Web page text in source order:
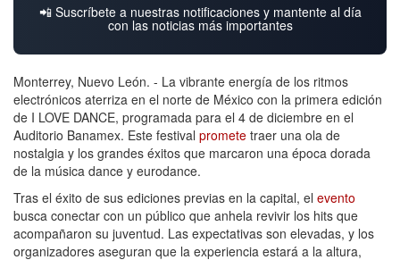
📲 Suscríbete a nuestras notificaciones y mantente al día
con las noticias más importantes
Monterrey, Nuevo León. - La vibrante energía de los ritmos
electrónicos aterriza en el norte de México con la primera edición
de I LOVE DANCE, programada para el 4 de diciembre en el
Auditorio Banamex. Este festival promete traer una ola de
nostalgia y los grandes éxitos que marcaron una época dorada
de la música dance y eurodance.
Tras el éxito de sus ediciones previas en la capital, el evento
busca conectar con un público que anhela revivir los hits que
acompañaron su juventud. Las expectativas son elevadas, y los
organizadores aseguran que la experiencia estará a la altura,